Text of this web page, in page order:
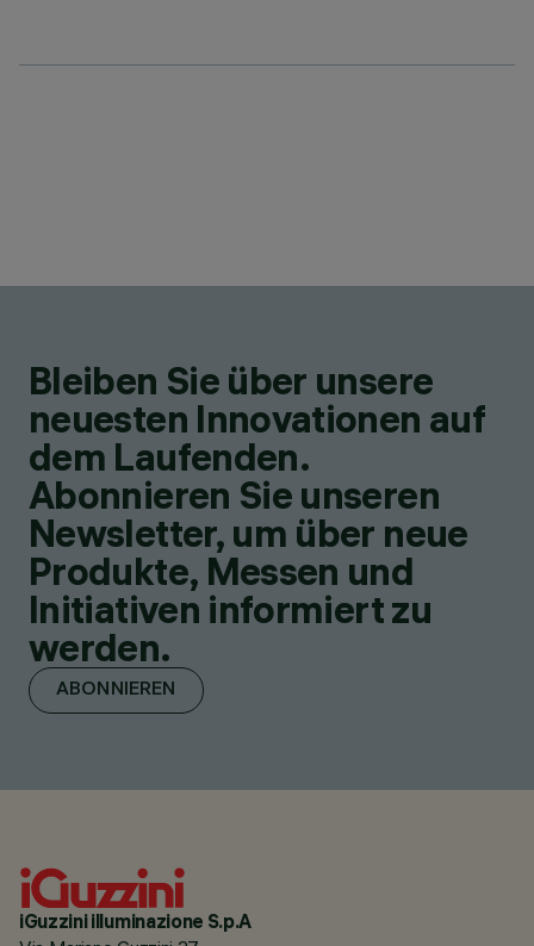
Bleiben Sie über unsere
neuesten Innovationen auf
dem Laufenden.
Abonnieren Sie unseren
Newsletter, um über neue
Produkte, Messen und
Initiativen informiert zu
werden.
ABONNIEREN
iGuzzini illuminazione S.p.A